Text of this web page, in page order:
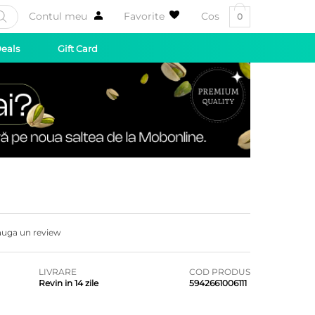
Contul meu Favorite Cos 0
Gift Card
un review
LIVRARE
Revin in 14 zile
COD PRODUS
5942661006111